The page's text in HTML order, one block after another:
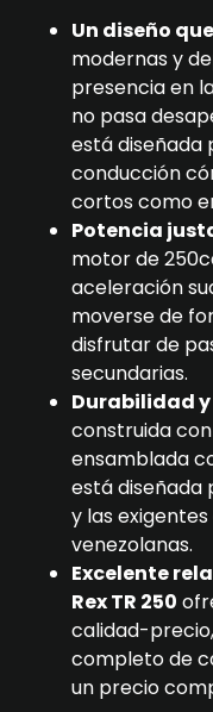
Un diseño
modernas y
presencia en
no pasa
está diseñada
conducción
cortos como
Potencia
motor de
aceleración
moverse de
disfrutar de
secundarias.
Durabilidad
construida
ensamblada
está diseñada
y las
venezolanas.
Excelente
Rex TR 250
calidad-
completo de
un precio